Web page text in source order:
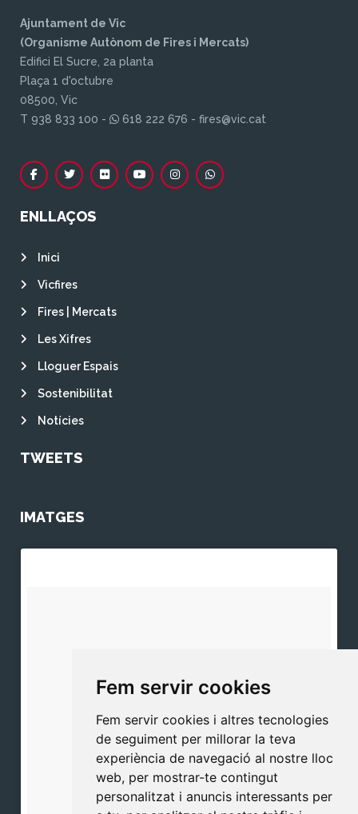
Fem servir cookies
Fem servir cookies i altres tecnologies
de seguiment per millorar la teva
experiència de navegació al nostre lloc
web, per mostrar-te contingut
personalitzat i anuncis interessants per
Ajuntament de Vic
(Organisme Autònom de Fires i Mercats)
Edifici El Sucre, 2a planta
Plaça 1 d'octubre
08500, Vic
T 938 833 100 -
618 222 676 - fires@vic.cat
ENLLAÇOS
Inici
Vicfires
Fires | Mercats
Les Xifres
Lloguer Espais
Sostenibilitat
Notícies
TWEETS
IMATGES